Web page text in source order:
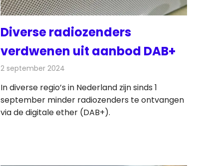
Diverse radiozenders
verdwenen uit aanbod DAB+
2 september 2024
In diverse regio’s in Nederland zijn sinds 1
september minder radiozenders te ontvangen
via de digitale ether (DAB+).